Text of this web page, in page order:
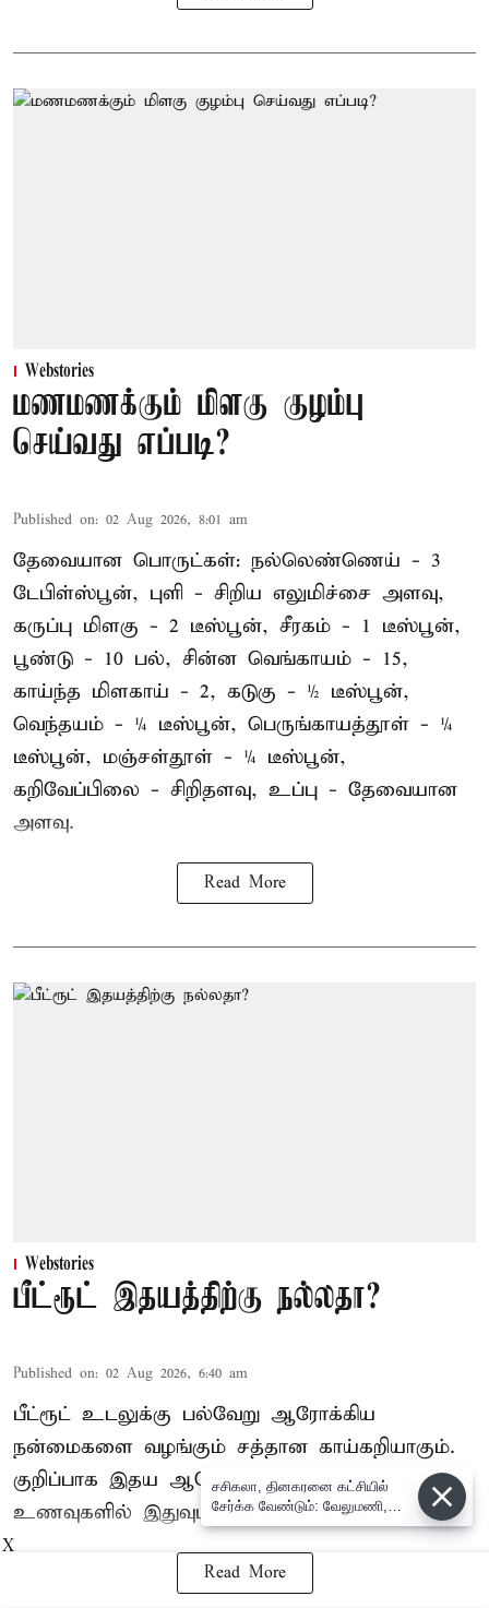
Webstories
மணமணக்கும் மிளகு குழம்பு
செய்வது எப்படி?
Published on: 02 Aug 2026, 8:01 am
தேவையான பொருட்கள்: நல்லெண்ணெய் - 3
டேபிள்ஸ்பூன், புளி - சிறிய எலுமிச்சை அளவு,
கருப்பு மிளகு - 2 டீஸ்பூன், சீரகம் - 1 டீஸ்பூன்,
பூண்டு - 10 பல், சின்ன வெங்காயம் - 15,
காய்ந்த மிளகாய் - 2, கடுகு - ½ டீஸ்பூன்,
வெந்தயம் - ¼ டீஸ்பூன், பெருங்காயத்தூள் - ¼
டீஸ்பூன், மஞ்சள்தூள் - ¼ டீஸ்பூன்,
கறிவேப்பிலை - சிறிதளவு, உப்பு - தேவையான
அளவு.
Read More
Webstories
பீட்ரூட் இதயத்திற்கு நல்லதா?
Published on: 02 Aug 2026, 6:40 am
பீட்ரூட் உடலுக்கு பல்வேறு ஆரோக்கிய
நன்மைகளை வழங்கும் சத்தான காய்கறியாகும்.
குறிப்பாக இதய ஆரோக்கியத்தை மேம்படுத்தும்
உணவுகளில் இதுவும் ஒன்றாகக் கருதப்படுகிறது.
Read More
X
சசிகலா, தினகரனை கட்சியில்
சேர்க்க வேண்டும்: வேலுமணி,
விஸ்வநாதன் மீண்டும் போர்க்கொடி